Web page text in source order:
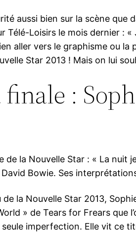
aussi bien sur la scène que
Loisirs le mois dernier : «
aller vers le graphisme ou
Star 2013 ! Mais on lui
finale :
la Nouvelle Star : « La nuit
Bowie. Ses
la Nouvelle Star 2013,
» de Tears for Frears
imperfection. Elle vit ce